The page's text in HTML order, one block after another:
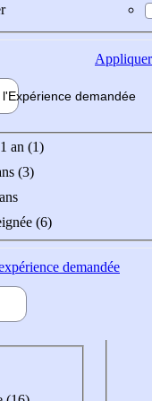
Appliquer
Expérience demandée
an (1)
(3)
(6)
demandée